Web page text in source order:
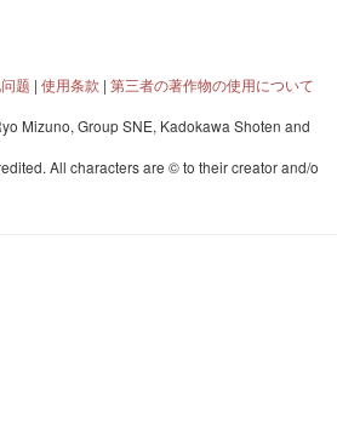
题 | 使用条款 | 第三者の著作物の使用について
Mizuno, Group SNE, Kadokawa Shoten and
All characters are © to their creator and/o